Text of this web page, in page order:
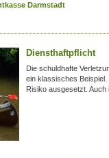
Darmstadt
Diensthaftpflicht
Die schuldhafte
ein klassisches
Risiko ausgesetzt.